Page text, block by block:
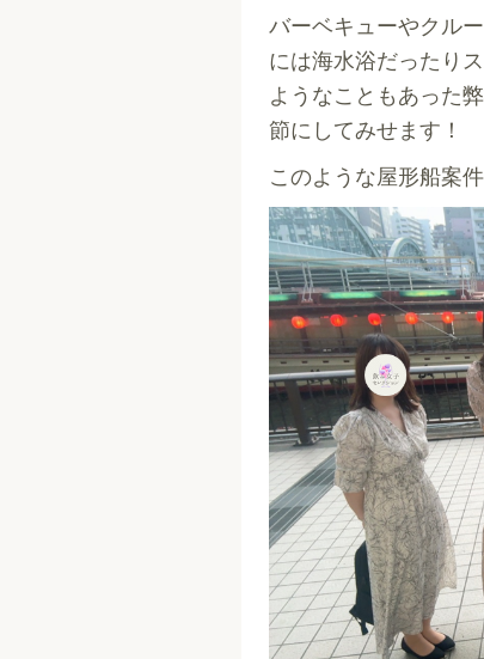
バーベキューやクル
には海水浴だったり
ようなこともあった
節にしてみせます！
このような屋形船案件